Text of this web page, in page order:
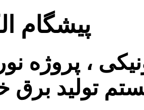
پیشگام
، پروژه
تولید برق